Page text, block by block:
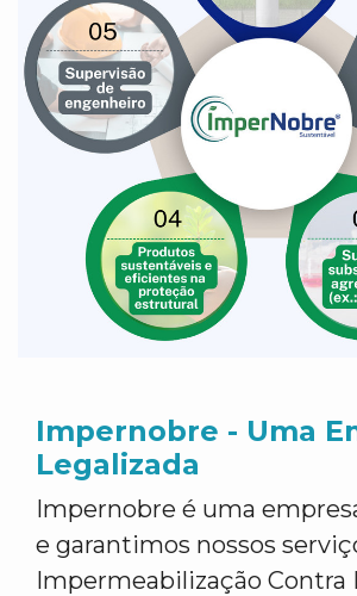
Impernobre - Uma
Legalizada
Impernobre é uma
e garantimos nossos
Impermeabilização Contra